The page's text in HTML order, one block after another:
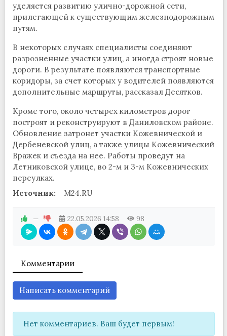
уделяется развитию улично-дорожной сети,
прилегающей к существующим железнодорожным
путям.
В некоторых случаях специалисты соединяют
разрозненные участки улиц, а иногда строят новые
дороги. В результате появляются транспортные
коридоры, за счет которых у водителей появляются
дополнительные маршруты, рассказал Десятков.
Кроме того, около четырех километров дорог
построят и реконструируют в Даниловском районе.
Обновление затронет участки Кожевнической и
Дербеневской улиц, а также улицы Кожевнический
Вражек и съезда на нее. Работы проведут на
Летниковской улице, во 2-м и 3-м Кожевнических
переулках.
Источник:
M24.RU
— 22.05.2026 14:58 98
Комментарии
Написать комментарий
Нет комментариев. Ваш будет первым!